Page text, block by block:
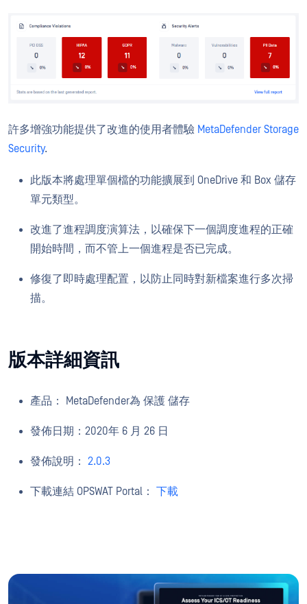
許多增強功能提供了改進的使用者體驗 MetaDefender Storage
Security.
此版本將處理單個檔的功能擴展到 OneDrive 和 Box 儲存
單元類型。
改進了進程調度演算法，以確保下一個調度進程的正確
開始時間，而不管上一個進程是否已完成。
修復了即時處理配置，以防止同時對新檔案進行多次掃
描。
版本詳細資訊
產品： MetaDefender為 保護 儲存
發佈日期： 2020年 6 月 26 日
發佈說明： 2.0.3
下載連結 OPSWAT Portal： 下載